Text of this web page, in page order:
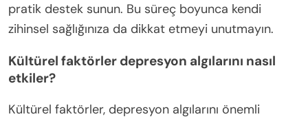
pratik destek sunun. Bu süreç boyunca kendi
zihinsel sağlığınıza da dikkat etmeyi unutmayın.
Kültürel faktörler depresyon algılarını nasıl
etkiler?
Kültürel faktörler, depresyon algılarını önemli